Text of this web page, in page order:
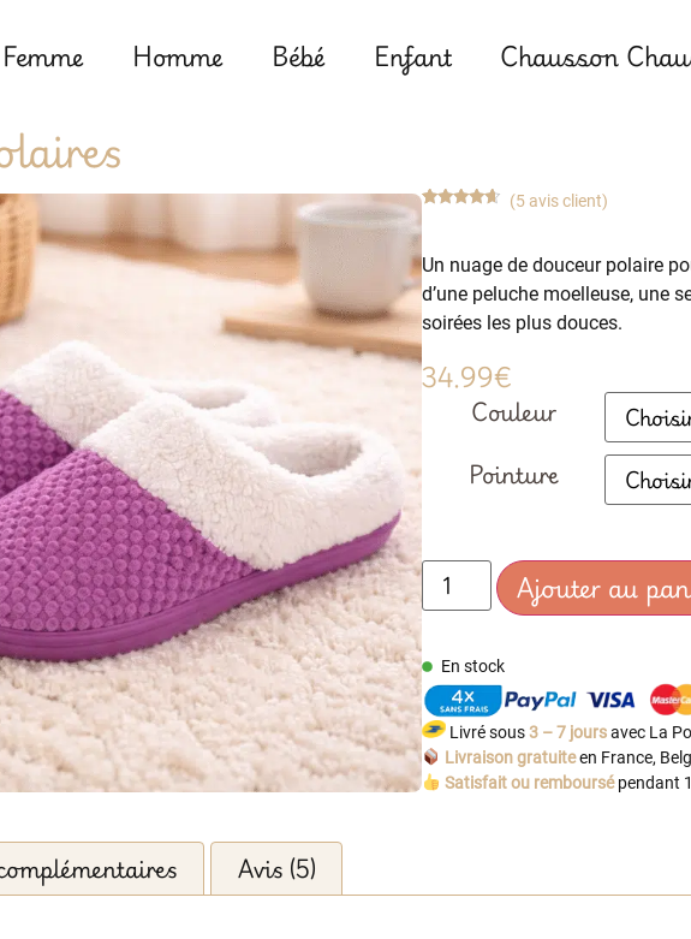
Femme Homme Bébé Enfant Chausson
sur
notations
client
(5 avis client)
Un nuage de douceur polaire
d’une peluche moelleuse, une
soirées les plus douces.
34.99€
Couleur
Pointure
Ajouter au
En stock
Livré sous3 – 7 joursavec La
Livraison gratuiteen France,
Satisfait ou remboursépendant
Avis (5)